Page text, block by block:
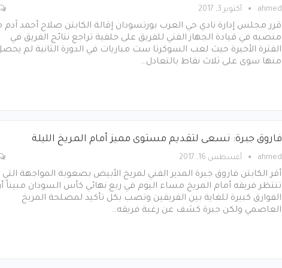
ahmed أكتوبر 3, 2017
قرر مجلس إدارة نادي حي العرب بورتسودان إقالة الكابتن صلاح أحمد
منصبه في قيادة الجهاز الفني للفريق على خلفية تراجع نتائج الفريق في
الفترة الأخيرة حيث لعب السوكرتا ست مباريات في الدورة الثانية لم
منها سوى على ثلاث نقاط بالتعادل…
فاروق جبرة: نسعى لتقديم مستوى مميز أمام المريخ الليلة
ahmed أغسطس 16, 2017
أقر الكابتن فاروق جبرة المدير الفني لمريخ الأبيض بصعوبة المواجهة التي
تنتظر فريقه أمام المريخ مساء اليوم في ربع نهائي كأس السودان مبيناً
الفوارق كبيرة للغاية بين الفريقين وتصب بكل تأكيد لمصلحة المريخ
العاصمي ولكن جبرة كشف عن رغبة فريقه…